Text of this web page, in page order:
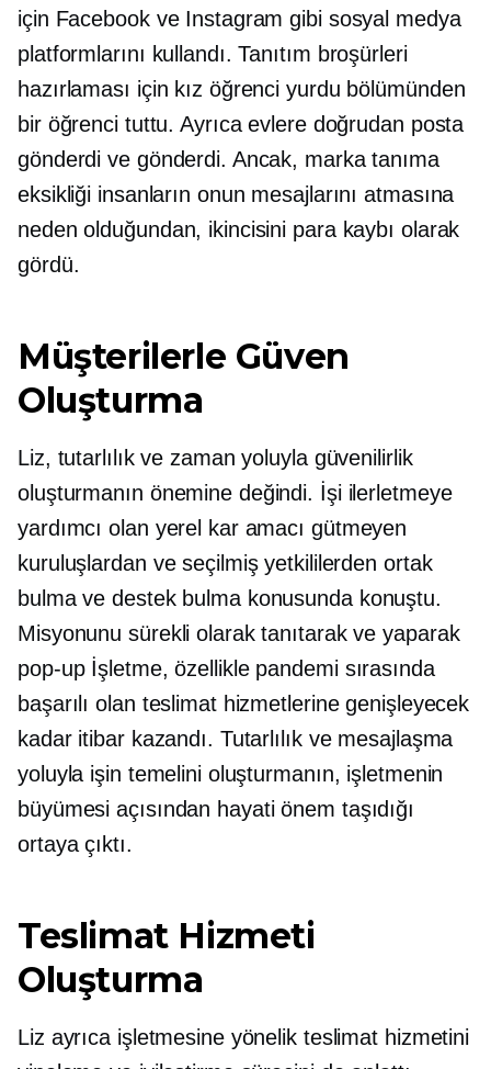
için Facebook ve Instagram gibi sosyal medya
platformlarını kullandı. Tanıtım broşürleri
hazırlaması için kız öğrenci yurdu bölümünden
bir öğrenci tuttu. Ayrıca evlere doğrudan posta
gönderdi ve gönderdi. Ancak, marka tanıma
eksikliği insanların onun mesajlarını atmasına
neden olduğundan, ikincisini para kaybı olarak
gördü.
Müşterilerle Güven
Oluşturma
Liz, tutarlılık ve zaman yoluyla güvenilirlik
oluşturmanın önemine değindi. İşi ilerletmeye
yardımcı olan yerel kar amacı gütmeyen
kuruluşlardan ve seçilmiş yetkililerden ortak
bulma ve destek bulma konusunda konuştu.
Misyonunu sürekli olarak tanıtarak ve yaparak
pop-upİşletme, özellikle pandemi sırasında
başarılı olan teslimat hizmetlerine genişleyecek
kadar itibar kazandı. Tutarlılık ve mesajlaşma
yoluyla işin temelini oluşturmanın, işletmenin
büyümesi açısından hayati önem taşıdığı
ortaya çıktı.
Teslimat Hizmeti
Oluşturma
Liz ayrıca işletmesine yönelik teslimat hizmetini